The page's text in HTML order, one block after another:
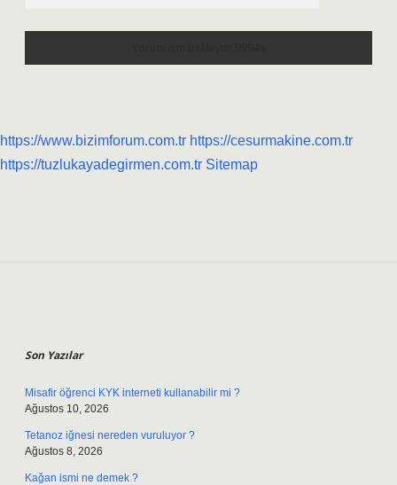
https://www.bizimforum.com.tr https://cesurmakine.com.tr
https://tuzlukayadegirmen.com.tr Sitemap
Son Yazılar
Misafir öğrenci KYK interneti kullanabilir mi ?
Ağustos 10, 2026
Tetanoz iğnesi nereden vuruluyor ?
Ağustos 8, 2026
Kağan ismi ne demek ?